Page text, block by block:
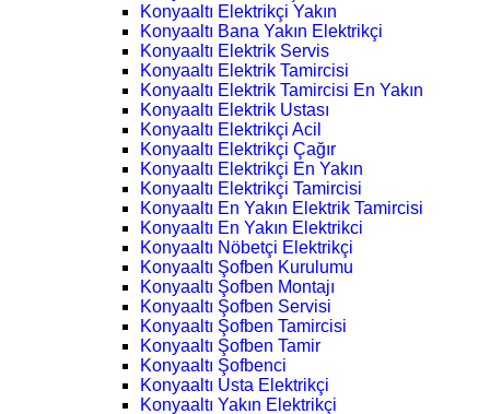
Konyaaltı Elektrikçi Yakın
Konyaaltı Bana Yakın Elektrikçi
Konyaaltı Elektrik Servis
Konyaaltı Elektrik Tamircisi
Konyaaltı Elektrik Tamircisi En Yakın
Konyaaltı Elektrik Ustası
Konyaaltı Elektrikçi Acil
Konyaaltı Elektrikçi Çağır
Konyaaltı Elektrikçi En Yakın
Konyaaltı Elektrikçi Tamircisi
Konyaaltı En Yakın Elektrik Tamircisi
Konyaaltı En Yakın Elektrikci
Konyaaltı Nöbetçi Elektrikçi
Konyaaltı Şofben Kurulumu
Konyaaltı Şofben Montajı
Konyaaltı Şofben Servisi
Konyaaltı Şofben Tamircisi
Konyaaltı Şofben Tamir
Konyaaltı Şofbenci
Konyaaltı Usta Elektrikçi
Konyaaltı Yakın Elektrikçi